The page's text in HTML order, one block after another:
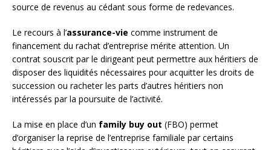
source de revenus au cédant sous forme de redevances.
Le recours à l’assurance-vie comme instrument de
financement du rachat d’entreprise mérite attention. Un
contrat souscrit par le dirigeant peut permettre aux héritiers de
disposer des liquidités nécessaires pour acquitter les droits de
succession ou racheter les parts d’autres héritiers non
intéressés par la poursuite de l’activité.
La mise en place d’un family buy out (FBO) permet
d’organiser la reprise de l’entreprise familiale par certains